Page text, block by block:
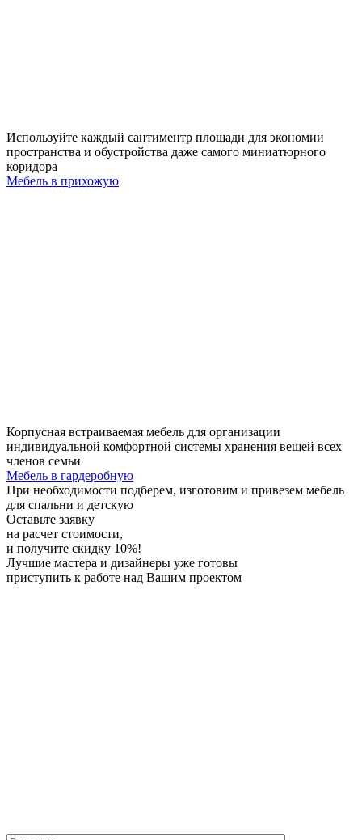
Используйте каждый сантиментр площади для экономии
пространства и обустройства даже самого миниатюрного
коридора
Мебель в прихожую
Корпусная встраиваемая мебель для организации
индивидуальной комфортной системы хранения вещей всех
членов семьи
Мебель в гардеробную
При необходимости подберем, изготовим и привезем мебель
для спальни и детскую
Оставьте заявку
на расчет стоимости,
и получите скидку 10%!
Лучшие мастера и дизайнеры уже готовы
приступить к работе над Вашим проектом